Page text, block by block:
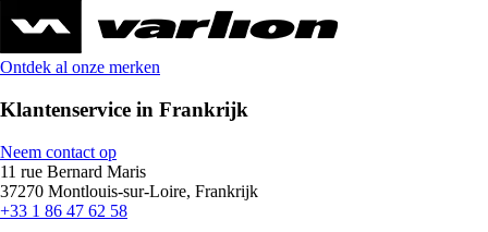
Ontdek al onze merken
Klantenservice in Frankrijk
Neem contact op
11 rue Bernard Maris
37270 Montlouis-sur-Loire, Frankrijk
+33 1 86 47 62 58